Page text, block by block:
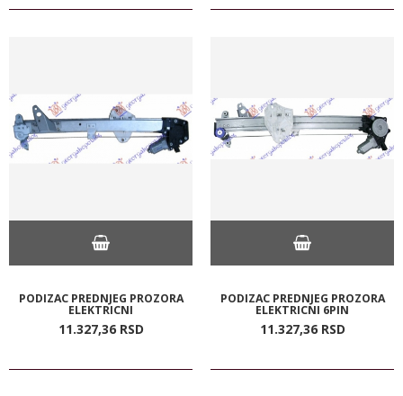
PODIZAC PREDNJEG PROZORA
ELEKTRICNI
11.327,36 RSD
PODIZAC PREDNJEG PROZORA
ELEKTRICNI 6PIN
11.327,36 RSD